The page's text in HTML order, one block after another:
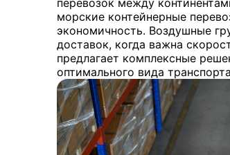
перевозок между
морские контейнерные
экономичность. Воздушные
доставок, когда важна
предлагает комплексные
оптимального вида